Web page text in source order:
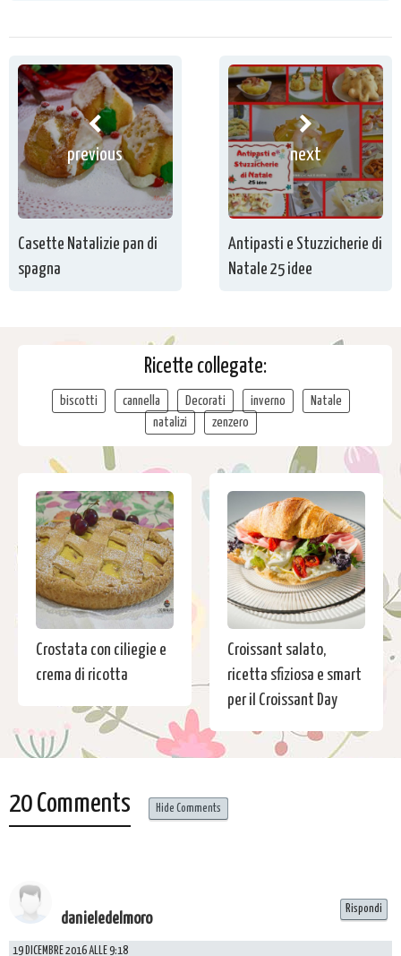
previous
Casette Natalizie pan di
spagna
next
Antipasti e Stuzzicherie di
Natale 25 idee
Ricette collegate:
biscotti cannella Decorati inverno
Natale
natalizi
zenzero
Crostata con ciliegie e
crema di ricotta
Croissant salato,
ricetta sfiziosa e smart
per il Croissant Day
20 Comments Hide Comments
danieledelmoro
19 DICEMBRE 2016 ALLE 9:18
Rispondi